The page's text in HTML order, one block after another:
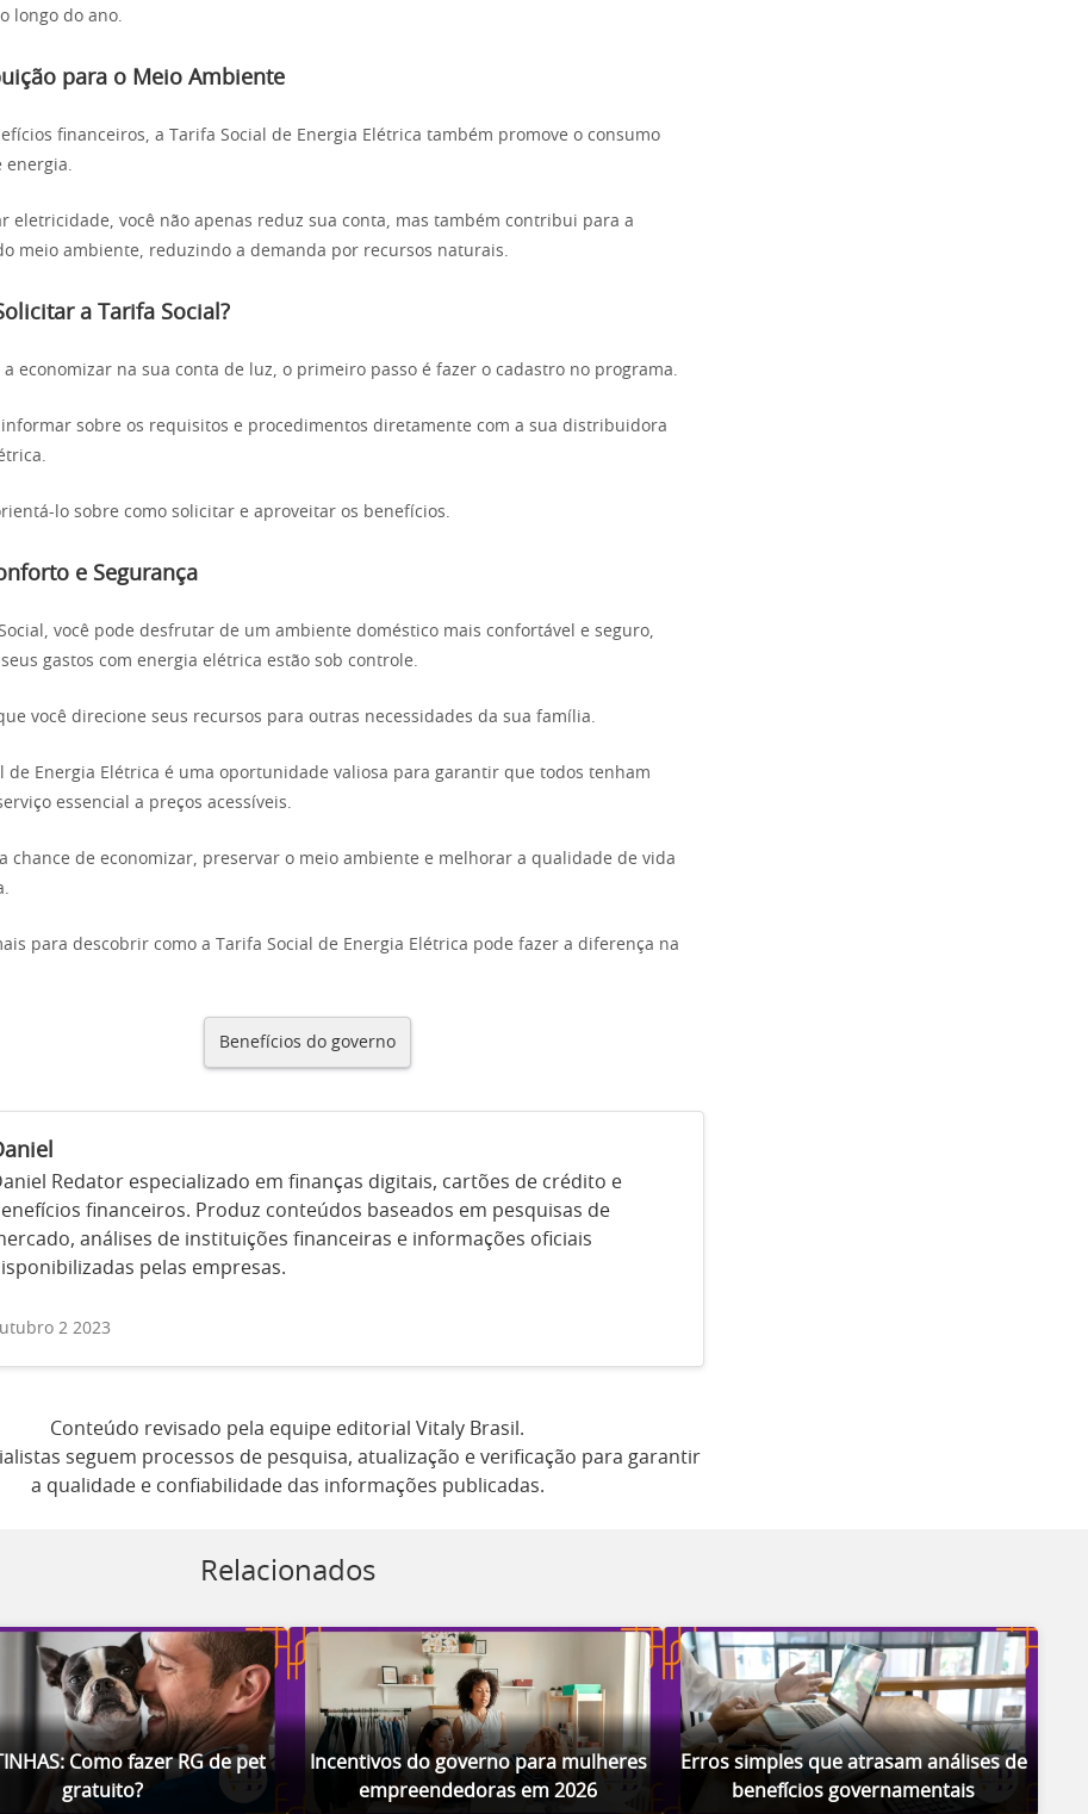
longo do ano.
para o Meio Ambiente
financeiros, a Tarifa Social de Energia Elétrica também promove o consumo
energia.
eletricidade, você não apenas reduz sua conta, mas também contribui para a
meio ambiente, reduzindo a demanda por recursos naturais.
a Tarifa Social?
a economizar na sua conta de luz, o primeiro passo é fazer o cadastro no programa.
informar sobre os requisitos e procedimentos diretamente com a sua distribuidora
lo sobre como solicitar e aproveitar os benefícios.
e Segurança
você pode desfrutar de um ambiente doméstico mais confortável e seguro,
gastos com energia elétrica estão sob controle.
você direcione seus recursos para outras necessidades da sua família.
de Energia Elétrica é uma oportunidade valiosa para garantir que todos tenham
essencial a preços acessíveis.
chance de economizar, preservar o meio ambiente e melhorar a qualidade de vida
para descobrir como a Tarifa Social de Energia Elétrica pode fazer a diferença na
Benefícios do governo
Redator especializado em finanças digitais, cartões de crédito e
financeiros. Produz conteúdos baseados em pesquisas de
análises de instituições financeiras e informações oficiais
pelas empresas.
2 2023
Conteúdo revisado pela equipe editorial Vitaly Brasil.
seguem processos de pesquisa, atualização e verificação para garantir
a qualidade e confiabilidade das informações publicadas.
Relacionados
Como fazer RG de pet
gratuito?
Incentivos do governo para mulheres
empreendedoras em 2026
Erros simples que atrasam análises de
benefícios governamentais